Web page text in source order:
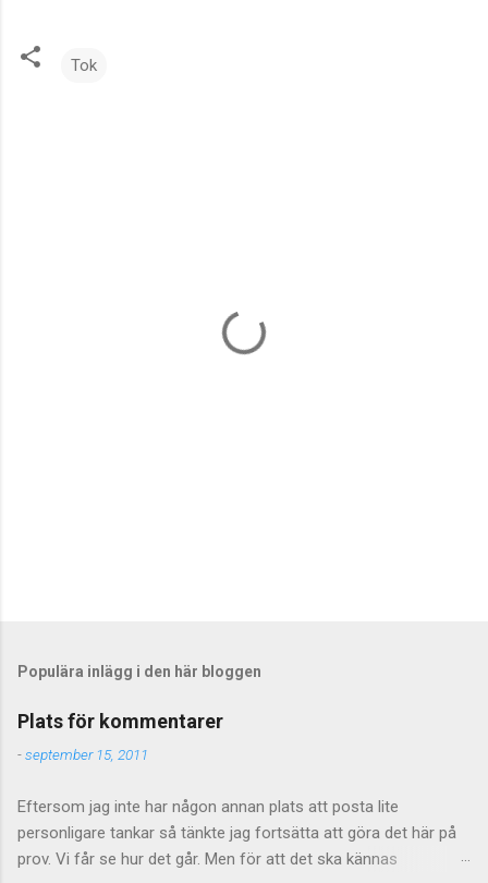
Tok
Populära inlägg i den här bloggen
Plats för kommentarer
-september 15, 2011
Eftersom jag inte har någon annan plats att posta lite
personligare tankar så tänkte jag fortsätta att göra det här på
prov. Vi får se hur det går. Men för att det ska kännas